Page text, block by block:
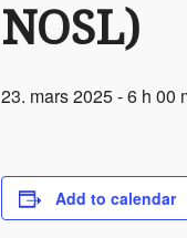
NOSL)
23. mars 2025 - 6 h 00
Add to calendar